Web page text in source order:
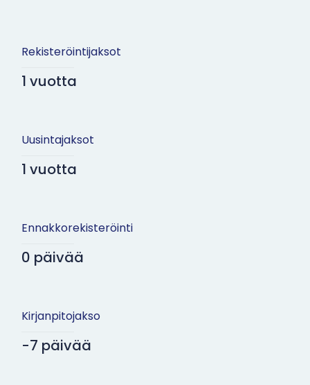
Rekisteröintijaksot
1 vuotta
Uusintajaksot
1 vuotta
Ennakkorekisteröinti
0 päivää
Kirjanpitojakso
-7 päivää